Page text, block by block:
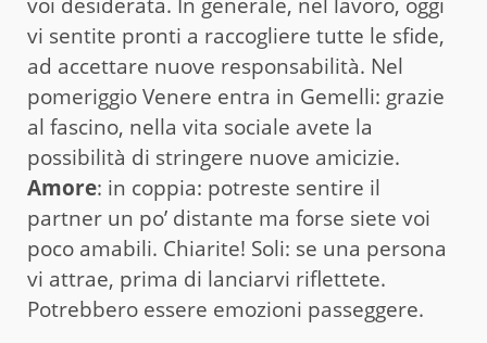
vi sentite pronti a raccogliere tutte le sfide,
ad accettare nuove responsabilità. Nel
pomeriggio Venere entra in Gemelli: grazie
al fascino, nella vita sociale avete la
possibilità di stringere nuove amicizie.
Amore: in coppia: potreste sentire il
partner un po’ distante ma forse siete voi
poco amabili. Chiarite! Soli: se una persona
vi attrae, prima di lanciarvi riflettete.
Potrebbero essere emozioni passeggere.